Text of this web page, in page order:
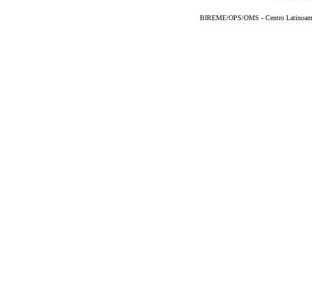
BIREME/OPS/OMS - Centro